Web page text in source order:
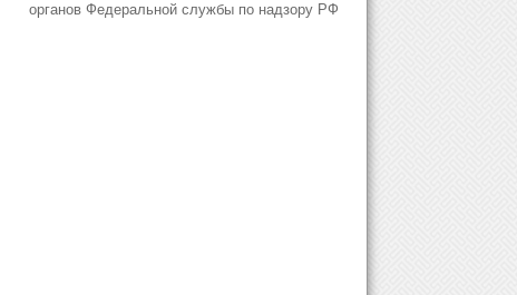
органов Федеральной службы по надзору РФ